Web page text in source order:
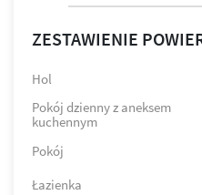
ZESTAWIENIE
Hol
Pokój dzienny z aneksem
kuchennym
Pokój
Łazienka